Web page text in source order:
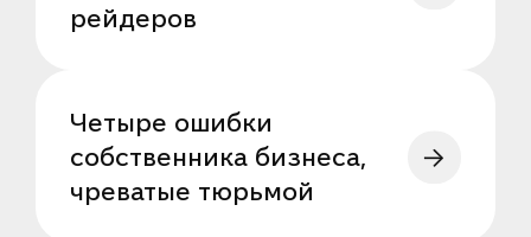
рейдеров
Четыре ошибки
собственника бизнеса,
чреватые тюрьмой